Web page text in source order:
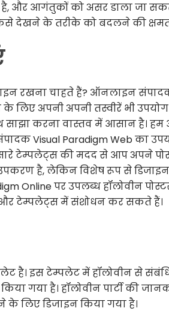
और आगंतुकों को असर डाला जा
देखने के तरीके को बदलने की
रखना चाहते हैं? ऑनलाइन
अपनी अपनी तस्वीरें भी
साझा करना वास्तव में आसान है।
Visual Paradigm Web का
टेम्पलेट्स की मदद से आप अपने
है, लेकिन विशेष रूप से डिजाइन
Online पर उपलब्ध हॉलोवीन
टेम्पलेट्स में संशोधन कर सकते हैं।
है। इस टेम्पलेट में हॉलोवीन से
गया है। हॉलोवीन पार्टी की
के लिए डिजाइन किया गया है।